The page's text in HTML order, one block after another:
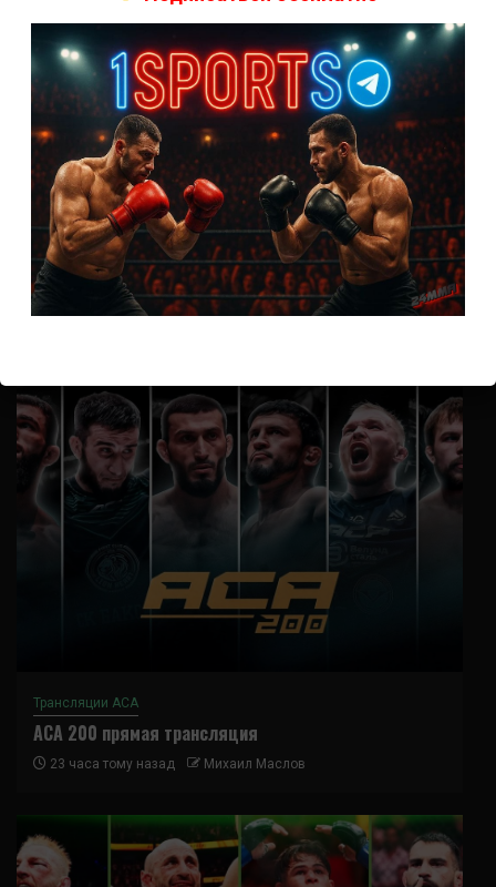
А как смотреть с ноутбука?
Анонимно кРасписание боев UFC
Кусок говна ты, существом даже нельзя ,такое как ты назвать!
АнонимнокКонор МакГрегор
УЧ
АнонимнокРэнди Браун — Николас Далби
не запускается ни один бой, реклама есть, а когда
заканчивается начинается загрузка видео длиною в жизнь.
Исправьте пожалуйста
Трансляции ACA
ACA 200 прямая трансляция
23 часа тому назад Михаил Маслов